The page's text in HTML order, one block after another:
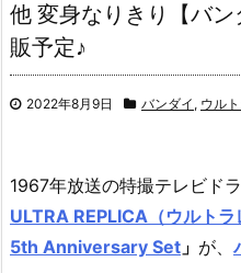
他 変身なりきり【バ
販予定♪
2022年8月9日 バンダイ , ウル
1967年放送の特撮テレビド
ULTRA REPLICA（ウルトラ
5th Anniversary Set 」 が、